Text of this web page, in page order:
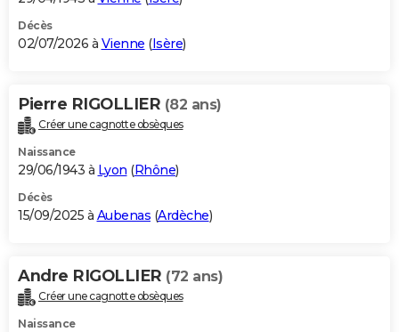
GUIDES D'ACHAT
BONS PLANS
Carte de Noël
Carte Bonne année
Carte Saint-Valentin
Carte Pâques
Carte d'anniversaire
DICTIONNAIRE
Dictionnaire
Biographies
Citations
Expressions
Proverbes
PROGRAMME TV
S'inscrire
Se connecter
Lycées
Collèges
Primaires
Universités
Entreprises
Service militaire
Avis de recherche
AVIS DE DÉCÈS
Bricolage
Lifestyle
Culture
Sport
Auto
Television
Voyage
Cinema
Décès
02/07/2026 à Vienne (Isère)
Pierre RIGOLLIER (82 ans)
Créer une cagnotte obsèques
Naissance
29/06/1943 à Lyon (Rhône)
Décès
15/09/2025 à Aubenas (Ardèche)
Andre RIGOLLIER (72 ans)
Créer une cagnotte obsèques
Naissance